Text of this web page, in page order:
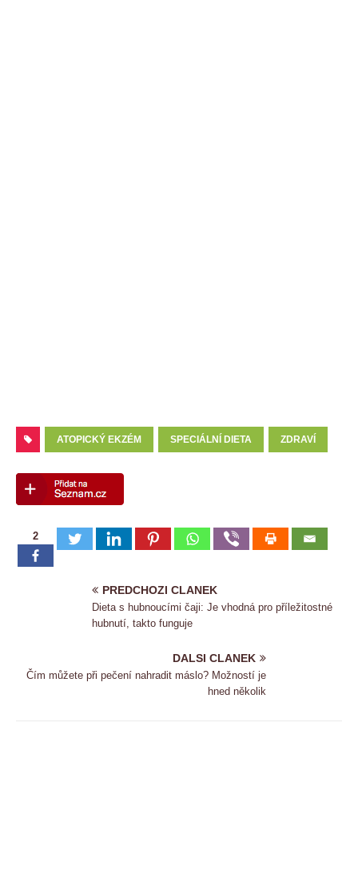
ATOPICKÝ EKZÉM SPECIÁLNÍ DIETA ZDRAVÍ
2
PREDCHOZI CLANEK
Dieta s hubnoucími čaji: Je vhodná pro příležitostné
hubnutí, takto funguje
DALSI CLANEK
Čím můžete při pečení nahradit máslo? Možností je
hned několik